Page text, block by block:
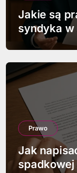
Jakie są
syndyka w
Prawo
Jak
spadkowej